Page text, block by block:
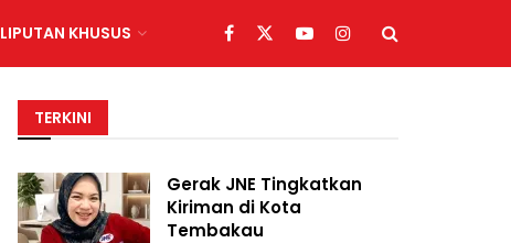
LIPUTAN KHUSUS
TERKINI
Gerak JNE Tingkatkan
Kiriman di Kota
Tembakau